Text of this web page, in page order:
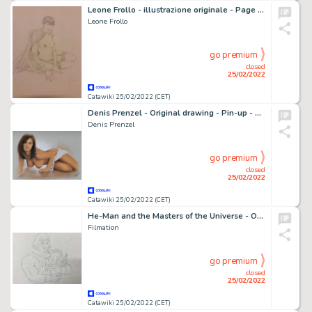
Leone Frollo - illustrazione originale - Page volante - (2010)
Leone Frollo
Catawiki 25/02/2022 (CET)
closed
25/02/2022
go premium
Denis Prenzel - Original drawing - Pin-up - Mia - Size: 29,7 x 42 cm. - (2021)
Denis Prenzel
Catawiki 25/02/2022 (CET)
closed
25/02/2022
go premium
He-Man and the Masters of the Universe - Original animation drawing of He-Man (1983)
Filmation
Catawiki 25/02/2022 (CET)
closed
25/02/2022
go premium